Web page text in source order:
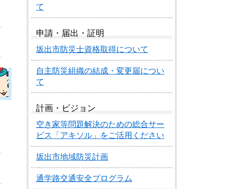
て
申請・届出・証明
坂出市防災士資格取得について
自主防災組織の結成・変更届につい
て
計画・ビジョン
空き家等問題解決のための総合サー
ビス「アキソル」をご活用ください
坂出市地域防災計画
通学路交通安全プログラム